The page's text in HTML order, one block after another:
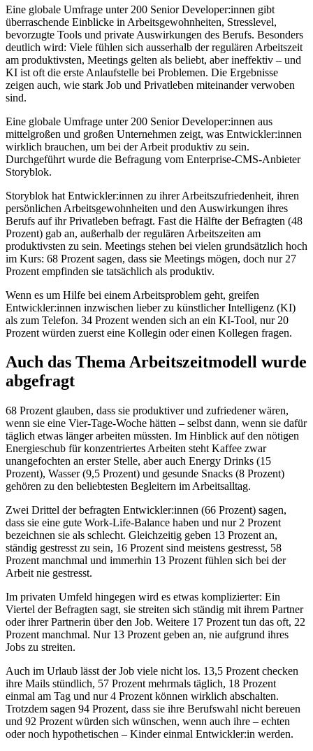
Eine globale Umfrage unter 200 Senior Developer:innen gibt
überraschende Einblicke in Arbeitsgewohnheiten, Stresslevel,
bevorzugte Tools und private Auswirkungen des Berufs. Besonders
deutlich wird: Viele fühlen sich ausserhalb der regulären Arbeitszeit
am produktivsten, Meetings gelten als beliebt, aber ineffektiv – und
KI ist oft die erste Anlaufstelle bei Problemen. Die Ergebnisse
zeigen auch, wie stark Job und Privatleben miteinander verwoben
sind.
Eine globale Umfrage unter 200 Senior Developer:innen aus
mittelgroßen und großen Unternehmen zeigt, was Entwickler:innen
wirklich brauchen, um bei der Arbeit produktiv zu sein.
Durchgeführt wurde die Befragung vom Enterprise-CMS-Anbieter
Storyblok.
Storyblok hat Entwickler:innen zu ihrer Arbeitszufriedenheit, ihren
persönlichen Arbeitsgewohnheiten und den Auswirkungen ihres
Berufs auf ihr Privatleben befragt. Fast die Hälfte der Befragten (48
Prozent) gab an, außerhalb der regulären Arbeitszeiten am
produktivsten zu sein. Meetings stehen bei vielen grundsätzlich hoch
im Kurs: 68 Prozent sagen, dass sie Meetings mögen, doch nur 27
Prozent empfinden sie tatsächlich als produktiv.
Wenn es um Hilfe bei einem Arbeitsproblem geht, greifen
Entwickler:innen inzwischen lieber zu künstlicher Intelligenz (KI)
als zum Telefon. 34 Prozent wenden sich an ein KI-Tool, nur 20
Prozent würden zuerst eine Kollegin oder einen Kollegen fragen.
Auch das Thema Arbeitszeitmodell wurde
abgefragt
68 Prozent glauben, dass sie produktiver und zufriedener wären,
wenn sie eine Vier-Tage-Woche hätten – selbst dann, wenn sie dafür
täglich etwas länger arbeiten müssten. Im Hinblick auf den nötigen
Energieschub für konzentriertes Arbeiten steht Kaffee zwar
unangefochten an erster Stelle, aber auch Energy Drinks (15
Prozent), Wasser (9,5 Prozent) und gesunde Snacks (8 Prozent)
gehören zu den beliebtesten Begleitern im Arbeitsalltag.
Zwei Drittel der befragten Entwickler:innen (66 Prozent) sagen,
dass sie eine gute Work-Life-Balance haben und nur 2 Prozent
bezeichnen sie als schlecht. Gleichzeitig geben 13 Prozent an,
ständig gestresst zu sein, 16 Prozent sind meistens gestresst, 58
Prozent manchmal und immerhin 13 Prozent fühlen sich bei der
Arbeit nie gestresst.
Im privaten Umfeld hingegen wird es etwas komplizierter: Ein
Viertel der Befragten sagt, sie streiten sich ständig mit ihrem Partner
oder ihrer Partnerin über den Job. Weitere 17 Prozent tun das oft, 22
Prozent manchmal. Nur 13 Prozent geben an, nie aufgrund ihres
Jobs zu streiten.
Auch im Urlaub lässt der Job viele nicht los. 13,5 Prozent checken
ihre Mails stündlich, 57 Prozent mehrmals täglich, 18 Prozent
einmal am Tag und nur 4 Prozent können wirklich abschalten.
Trotzdem sagen 94 Prozent, dass sie ihre Berufswahl nicht bereuen
und 92 Prozent würden sich wünschen, wenn auch ihre – echten
oder noch hypothetischen – Kinder einmal Entwickler:in werden.